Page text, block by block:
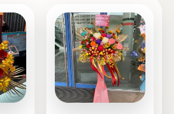
此
產
品
有
多
種
款